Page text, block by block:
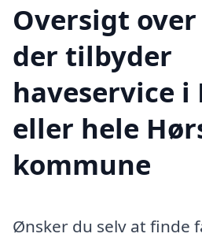
Oversigt
der tilbyder
haveservice i
eller hele
kommune
Ønsker du selv at finde